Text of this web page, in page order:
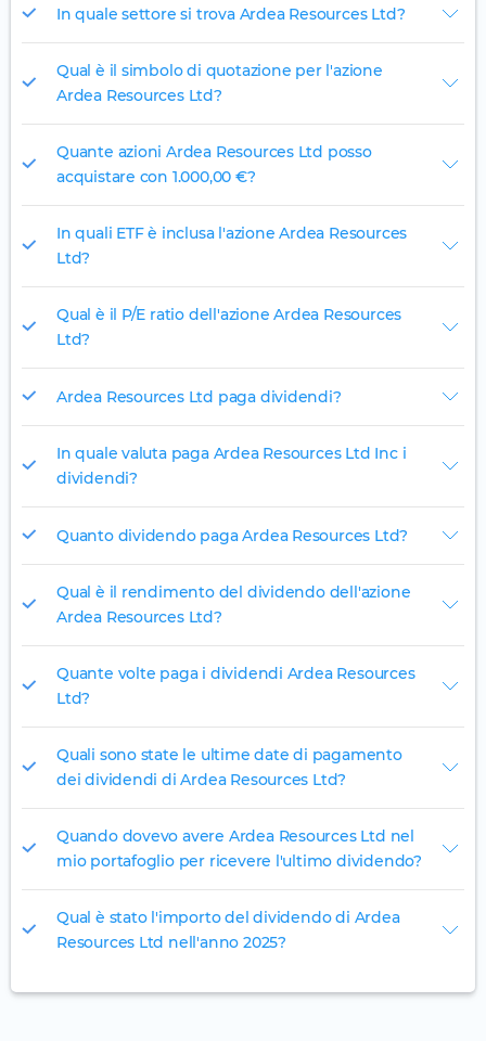
In quale settore si trova Ardea Resources Ltd?
Qual è il simbolo di quotazione per l'azione
Ardea Resources Ltd?
Quante azioni Ardea Resources Ltd posso
acquistare con 1.000,00 €?
In quali ETF è inclusa l'azione Ardea Resources
Ltd?
Qual è il P/E ratio dell'azione Ardea Resources
Ltd?
Ardea Resources Ltd paga dividendi?
In quale valuta paga Ardea Resources Ltd Inc i
dividendi?
Quanto dividendo paga Ardea Resources Ltd?
Qual è il rendimento del dividendo dell'azione
Ardea Resources Ltd?
Quante volte paga i dividendi Ardea Resources
Ltd?
Quali sono state le ultime date di pagamento
dei dividendi di Ardea Resources Ltd?
Quando dovevo avere Ardea Resources Ltd nel
mio portafoglio per ricevere l'ultimo dividendo?
Qual è stato l'importo del dividendo di Ardea
Resources Ltd nell'anno 2025?